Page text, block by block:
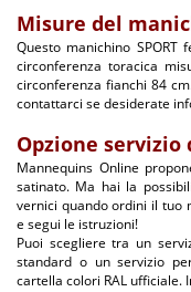
Misure del
Questo manichino
circonferenza toracica
circonferenza fianchi 84
contattarci se desiderate
Opzione
Mannequins Online
satinato. Ma hai la
vernici quando ordini il tuo
e segui le istruzioni!
Puoi scegliere tra un
standard o un servizio
cartella colori RAL ufficiale.